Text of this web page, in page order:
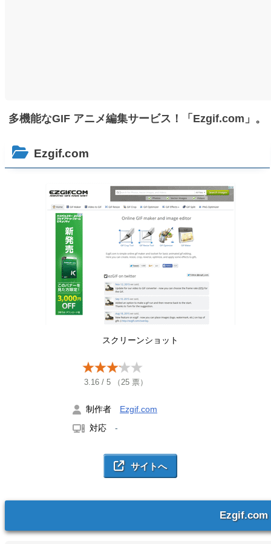
多機能なGIF アニメ編集サービス！「Ezgif.com」。
Ezgif.com
スクリーンショット
3.16 / 5 （ 25 票）
制作者 Ezgif.com
対応 -
Ezgif.com